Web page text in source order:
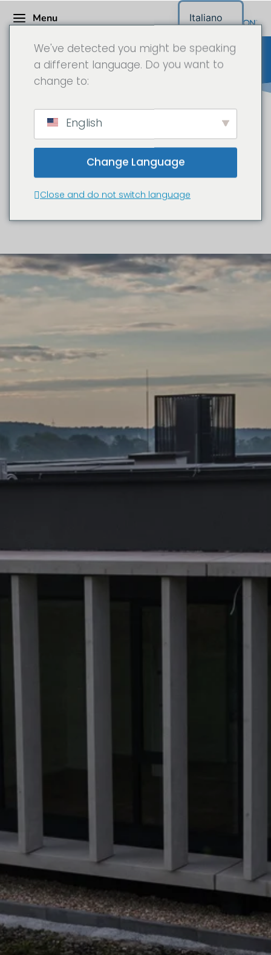
Menu
Binder IT - Documentario in
time-lapse in 6K
Nuovo edificio aziendale a Hirnsdorf
We've detected you might be speaking
a different language. Do you want to
change to:
English
Change Language
Close and do not switch language
Italiano